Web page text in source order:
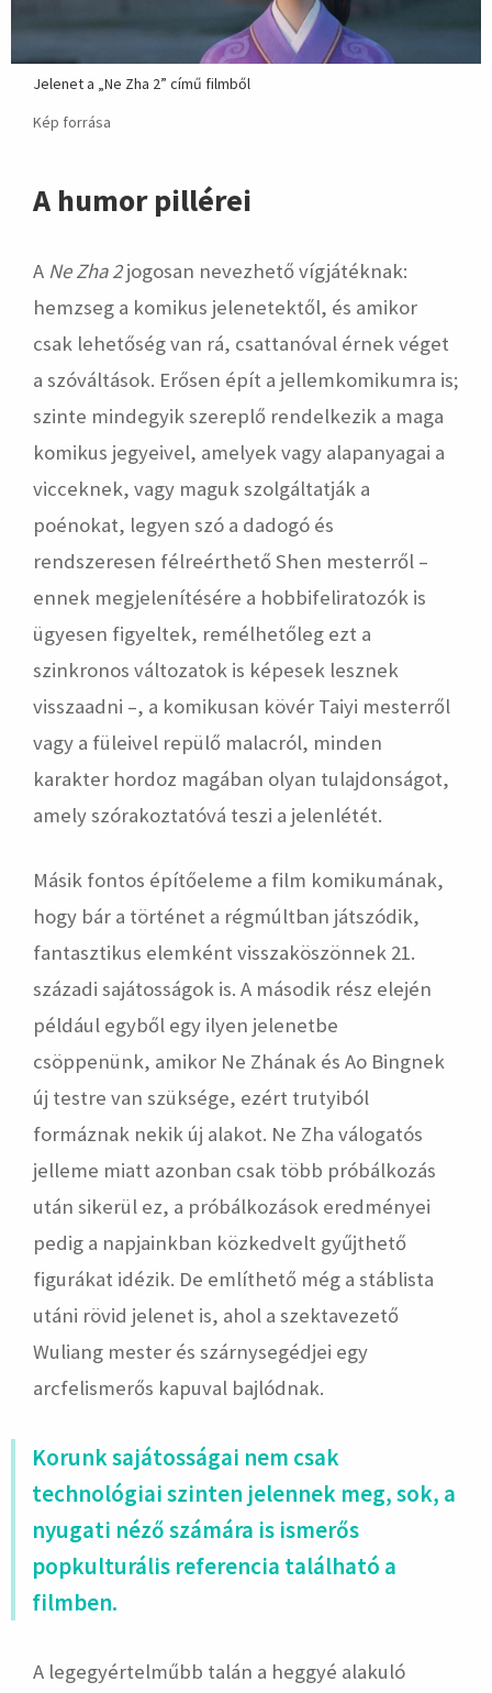
Jelenet a „Ne Zha 2” című filmből
Kép forrása
A humor pillérei
A Ne Zha 2jogosan nevezhető vígjátéknak:
hemzseg a komikus jelenetektől, és amikor
csak lehetőség van rá, csattanóval érnek véget
a szóváltások. Erősen épít a jellemkomikumra is;
szinte mindegyik szereplő rendelkezik a maga
komikus jegyeivel, amelyek vagy alapanyagai a
vicceknek, vagy maguk szolgáltatják a
poénokat, legyen szó a dadogó és
rendszeresen félreérthető Shen mesterről –
ennek megjelenítésére a hobbifeliratozók is
ügyesen figyeltek, remélhetőleg ezt a
szinkronos változatok is képesek lesznek
visszaadni –, a komikusan kövér Taiyi mesterről
vagy a füleivel repülő malacról, minden
karakter hordoz magában olyan tulajdonságot,
amely szórakoztatóvá teszi a jelenlétét.
Másik fontos építőeleme a film komikumának,
hogy bár a történet a régmúltban játszódik,
fantasztikus elemként visszaköszönnek 21.
századi sajátosságok is. A második rész elején
például egyből egy ilyen jelenetbe
csöppenünk, amikor Ne Zhának és Ao Bingnek
új testre van szüksége, ezért trutyiból
formáznak nekik új alakot. Ne Zha válogatós
jelleme miatt azonban csak több próbálkozás
után sikerül ez, a próbálkozások eredményei
pedig a napjainkban közkedvelt gyűjthető
figurákat idézik. De említhető még a stáblista
utáni rövid jelenet is, ahol a szektavezető
Wuliang mester és szárnysegédjei egy
arcfelismerős kapuval bajlódnak.
Korunk sajátosságai nem csak
technológiai szinten jelennek meg, sok, a
nyugati néző számára is ismerős
popkulturális referencia található a
filmben.
A legegyértelműbb talán a heggyé alakuló